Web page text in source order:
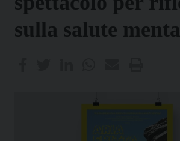
sulla salute